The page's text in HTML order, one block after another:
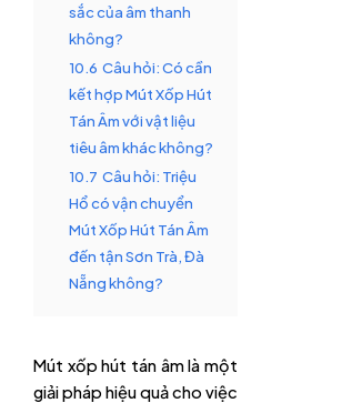
sắc của âm thanh
không?
10.6 Câu hỏi: Có cần
kết hợp Mút Xốp Hút
Tán Âm với vật liệu
tiêu âm khác không?
10.7 Câu hỏi: Triệu
Hổ có vận chuyển
Mút Xốp Hút Tán Âm
đến tận Sơn Trà, Đà
Nẵng không?
Mút xốp hút tán âm là một
giải pháp hiệu quả cho việc